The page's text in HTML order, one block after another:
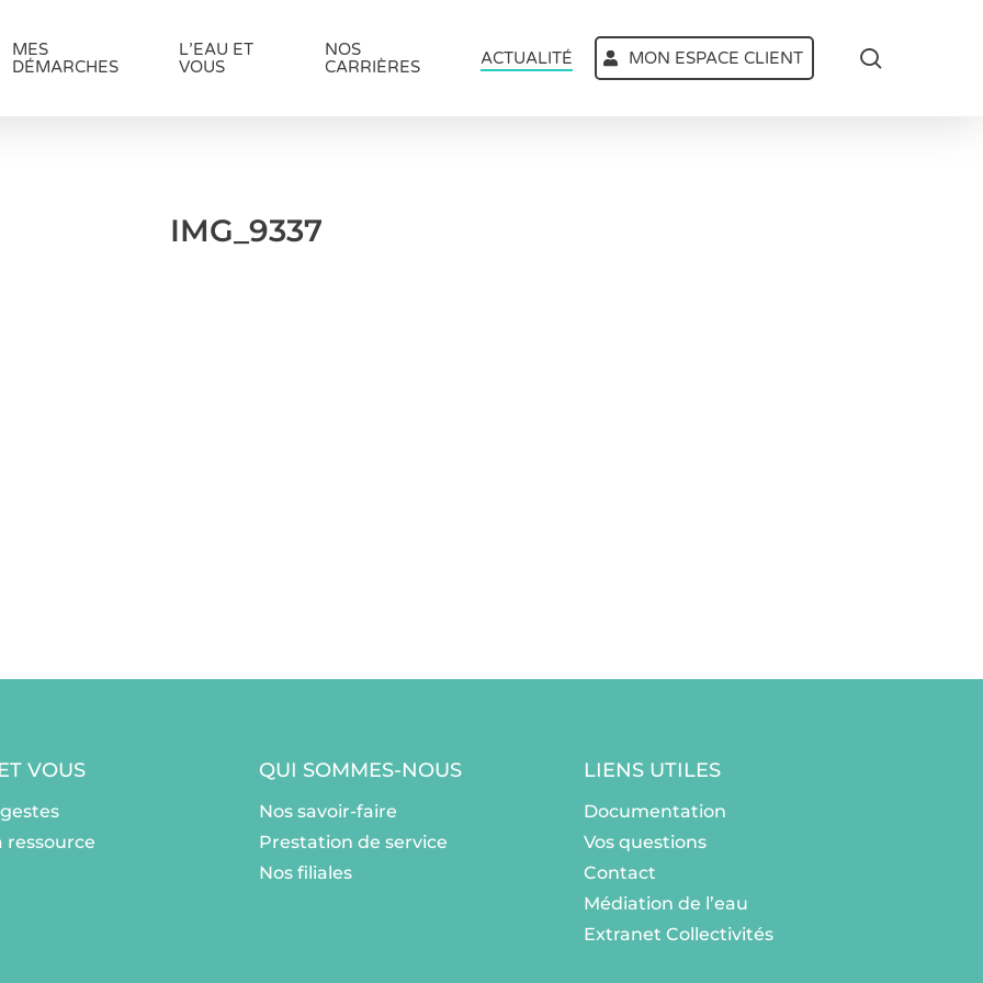
MES
DÉMARCHES
L’EAU ET
VOUS
NOS
CARRIÈRES
ACTUALITÉ MON ESPACE CLIENT
IMG_9337
VOUS
ressource
QUI SOMMES-NOUS
Nos savoir-faire
Prestation de service
Nos filiales
LIENS UTILES
Documentation
Vos questions
Contact
Médiation de l’eau
Extranet Collectivités